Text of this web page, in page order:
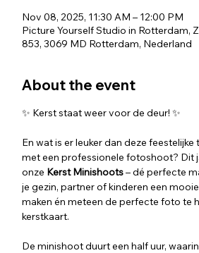
Nov 08, 2025, 11:30 AM – 12:00 PM
Picture Yourself Studio in Rotterdam,
853, 3069 MD Rotterdam, Nederland
About the event
✨ Kerst staat weer voor de deur! ✨
En wat is er leuker dan deze
met een professionele fotoshoot? Dit
onze Kerst Minishoots – dé perfecte
je gezin, partner of kinderen een
maken én meteen de perfecte foto te
kerstkaart.
De minishoot duurt een half uur,